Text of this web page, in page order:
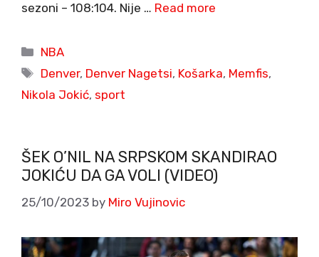
sezoni – 108:104. Nije … Read more
Categories
NBA
Tags
Denver, Denver Nagetsi, Košarka, Memfis,
Nikola Jokić, sport
ŠEK O’NIL NA SRPSKOM SKANDIRAO
JOKIĆU DA GA VOLI (VIDEO)
25/10/2023 by Miro Vujinovic